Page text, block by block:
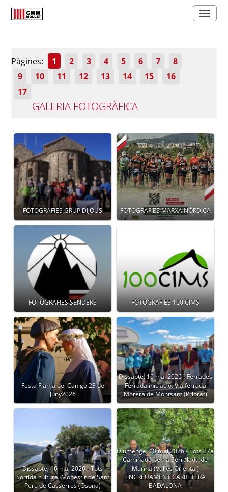
Pàgines: 1 2 3 4 5 6 7
8
9
10 11 12 13 14 15
16
17
GALERIA FOTOGRÀFICA
FOTOGRAFIES GRUP DIJOUS FOTOGRAFIES MARXA NÒRDICA
FOTOGRAFIES SENDERS FOTOGRAFIES 100 CIMS
Festa Flama del Canigo 23 de
Juny2026
Dissabte, 16 mai 2026 - Ferrades
Ferrada iniciació. Via ferrada
Morera de Montsant (Priorat)
Dissabte, 16 mai 2026 - Tots
Sortida cultural Monestir de Sant
Pere de Casserres (Osona)
Diumenge, 10 mai 2026 - Tots 27a
Caminada per la Serralada de
Marina (Vallès Oriental)
ENCREUAMENT CARRETERA
BADALONA